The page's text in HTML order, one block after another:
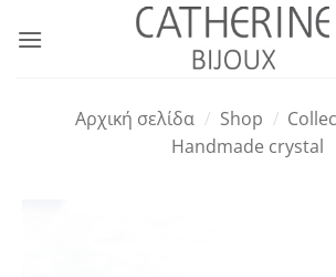
στο
Αρχική σελίδα / Shop /
Handmade crystal